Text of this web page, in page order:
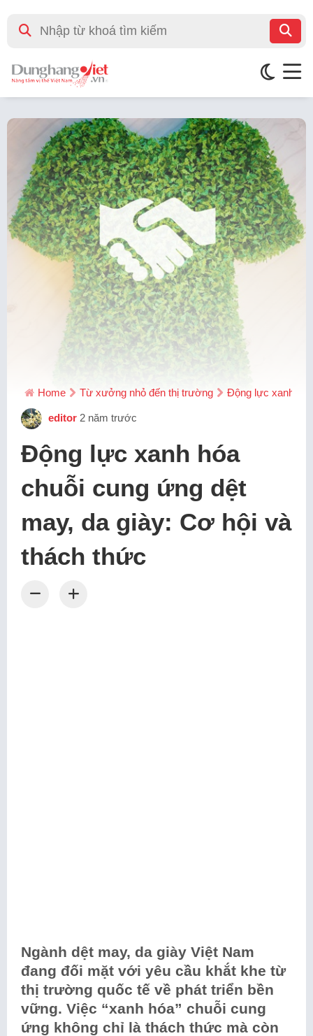
Home Từ xưởng nhỏ đến thị trường Động lực xanh
editor 2 năm trước
Động lực xanh hóa
chuỗi cung ứng dệt
may, da giày: Cơ hội và
thách thức
Ngành dệt may, da giày Việt Nam
đang đối mặt với yêu cầu khắt khe từ
thị trường quốc tế về phát triển bền
vững. Việc “xanh hóa” chuỗi cung
ứng không chỉ là thách thức mà còn